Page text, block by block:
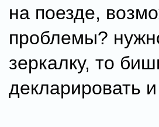
на поезде,
проблемы?
зеркалку, то
декларировать